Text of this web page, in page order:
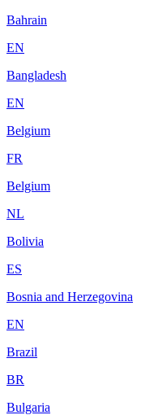
Bahrain
EN
Bangladesh
EN
Belgium
FR
Belgium
NL
Bolivia
ES
Bosnia and Herzegovina
EN
Brazil
BR
Bulgaria